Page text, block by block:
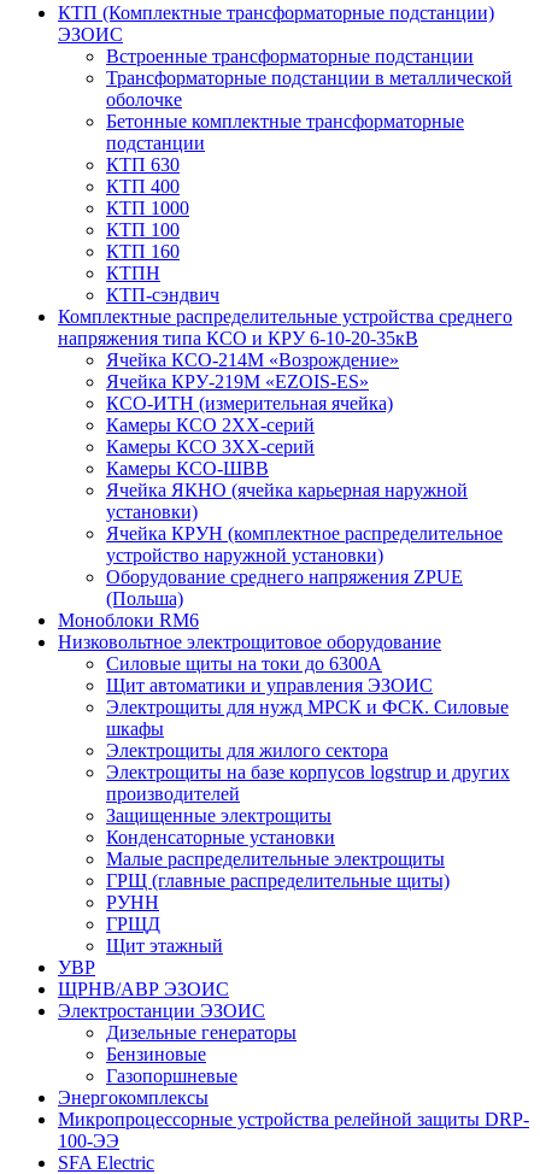
КТП (Комплектные трансформаторные подстанции)
ЭЗОИС
Встроенные трансформаторные подстанции
Трансформаторные подстанции в металлической
оболочке
Бетонные комплектные трансформаторные
подстанции
КТП 630
КТП 400
КТП 1000
КТП 100
КТП 160
КТПН
КТП-сэндвич
Комплектные распределительные устройства среднего
напряжения типа КСО и КРУ 6-10-20-35кВ
Ячейка КСО-214М «Возрождение»
Ячейка КРУ-219М «EZOIS-ES»
КСО-ИТН (измерительная ячейка)
Камеры КСО 2ХХ-серий
Камеры КСО 3ХХ-серий
Камеры КСО-ШВВ
Ячейка ЯКНО (ячейка карьерная наружной
установки)
Ячейка КРУН (комплектное распределительное
устройство наружной установки)
Оборудование среднего напряжения ZPUE
(Польша)
Моноблоки RM6
Низковольтное электрощитовое оборудование
Силовые щиты на токи до 6300А
Щит автоматики и управления ЭЗОИС
Электрощиты для нужд МРСК и ФСК. Силовые
шкафы
Электрощиты для жилого сектора
Электрощиты на базе корпусов logstrup и других
производителей
Защищенные электрощиты
Конденсаторные установки
Малые распределительные электрощиты
ГРЩ (главные распределительные щиты)
РУНН
ГРЩД
Щит этажный
УВР
ЩРНВ/АВР ЭЗОИС
Электростанции ЭЗОИС
Дизельные генераторы
Бензиновые
Газопоршневые
Энергокомплексы
Микропроцессорные устройства релейной защиты DRP-
100-ЭЭ
SFA Electric